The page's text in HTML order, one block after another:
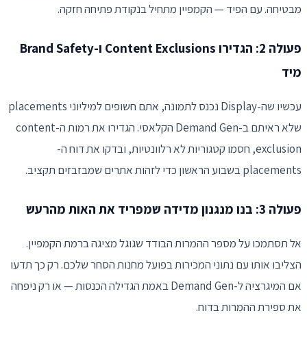
מבטיחה. עם הפיד — הקמפיין מתחיל בנקודת פתיחה חזקה.
פעולה 2: הגדירו Content Exclusions ו-Brand Safety
מיד
עכשיו שה-Display נכנס לתמונה, אתם חשופים למיליוני placements
שלא ראיתם ב-Demand Gen הקלאסי. הגדירו את רמות ה-content
exclusion, חסמו קטגוריות לא רלוונטיות, ובדקו את דוח ה-
placements בשבוע הראשון כדי לזהות אתרים שמבזבזים תקציב.
פעולה 3: בנו מנגנון מדידה שמפריד את האות מהרעש
אל תסתמכו על מספר ההמרות הבודד שגוגל מציגה ברמת הקמפיין.
הצליבו אותו עם נתוני המכירות בפועל מחנות הסחר שלכם. רק כך תדעו
אם המיגרציה ל-Demand Gen באמת הגדילה הכנסות — או רק ניפחה
את ספירת ההמרות בדוח.